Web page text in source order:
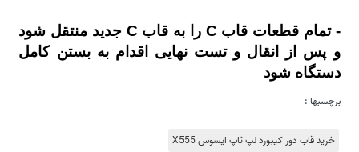
- تمام قطعات قاب C را به قاب C جدید منتقل شود
و پس از انقال و تست نهایی اقدام به بستن کامل
دستگاه شود
برچسبها :
خرید قاب دور کیبورد لپ تاپ ایسوس X555